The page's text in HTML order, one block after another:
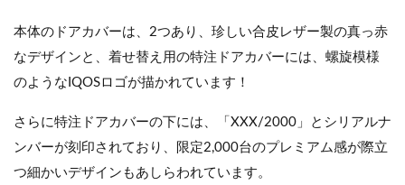
本体のドアカバーは、2つあり、珍しい合皮レザー製の真っ赤
なデザインと、着せ替え用の特注ドアカバーには、螺旋模様
のようなIQOSロゴが描かれています！
さらに特注ドアカバーの下には、「XXX/2000」とシリアルナ
ンバーが刻印されており、限定2,000台のプレミアム感が際立
つ細かいデザインもあしらわれています。